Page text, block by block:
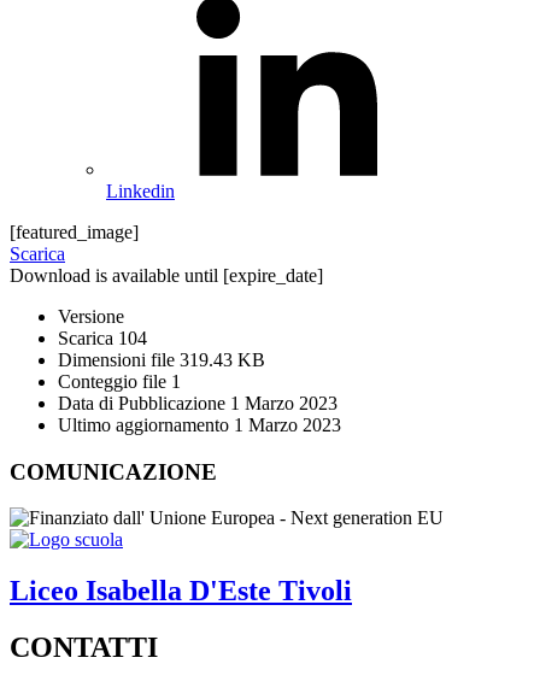
Linkedin
[featured_image]
Scarica
Download is available until [expire_date]
Versione
Scarica 104
Dimensioni file 319.43 KB
Conteggio file 1
Data di Pubblicazione 1 Marzo 2023
Ultimo aggiornamento 1 Marzo 2023
COMUNICAZIONE
Liceo Isabella D'Este Tivoli
CONTATTI